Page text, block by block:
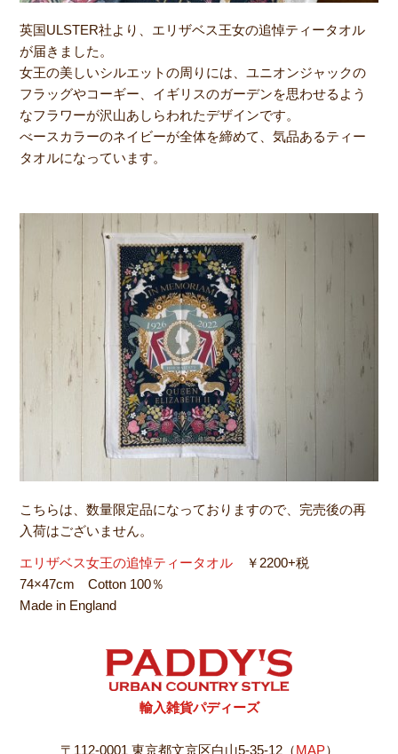
英国ULSTER社より、エリザベス王女の追悼ティータオル
が届きました。
女王の美しいシルエットの周りには、ユニオンジャックの
フラッグやコーギー、イギリスのガーデンを思わせるよう
なフラワーが沢山あしらわれたデザインです。
べースカラーのネイビーが全体を締めて、気品あるティー
タオルになっています。
こちらは、数量限定品になっておりますので、完売後の再
入荷はございません。
エリザベス女王の追悼ティータオル ￥2200+税
74×47cm Cotton 100％
Made in England
輸入雑貨パディーズ
〒112-0001 東京都文京区白山5-35-12（MAP）